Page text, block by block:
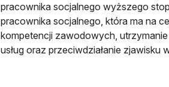
pracownika socjalnego wyższego
pracownika socjalnego, która ma na
kompetencji zawodowych,
usług oraz przeciwdziałanie zjawisku